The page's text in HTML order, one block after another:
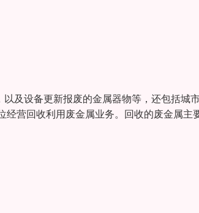
及设备更新报废的金属器物等，还包括城
营回收利用废金属业务。回收的废金属主